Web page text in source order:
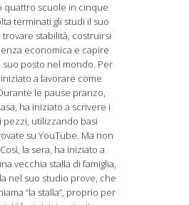
quattro scuole in cinque
terminati gli studi il suo
stabilità, costruirsi
economica e capire
suo posto nel mondo. Per
a lavorare come
le pause pranzo,
ha iniziato a scrivere i
pezzi, utilizzando basi
su YouTube. Ma non
la sera, ha iniziato a
vecchia stalla di famiglia,
nel suo studio prove, che
“la stalla”, proprio per